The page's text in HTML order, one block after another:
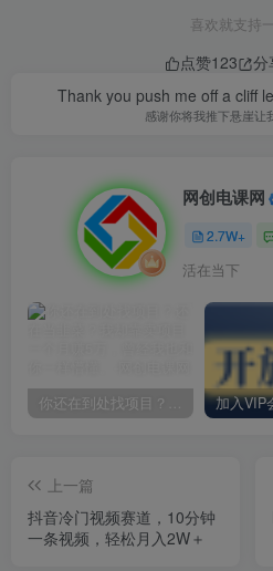
喜欢就支持
点赞123 分
Thank you push me off a cliff
感谢你将我推下悬崖让
网创电课网
2.7W+
活在当下
你还在到处找项目？还在当韭菜？我却靠卖项目一个月赚5万，曾经我也和你一样懵懂。
上一篇
抖音冷门视频赛道，10分钟
一条视频，轻松月入2W＋